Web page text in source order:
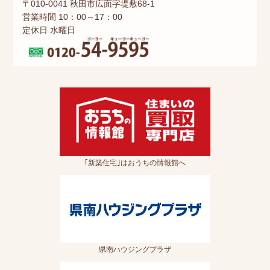
〒010-0041 秋田市広面字堤敷68-1
営業時間 10：00～17：00
定休日 水曜日
｢新築住宅｣はおうちの情報館へ
県南ハウジングプラザ